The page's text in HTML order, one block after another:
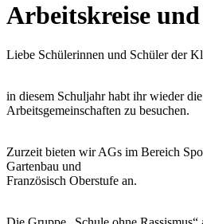
Arbeitskreise
Liebe Schülerinnen und Schüler der
in diesem Schuljahr habt ihr wieder
Arbeitsgemeinschaften zu besuchen.
Zurzeit bieten wir AGs im Bereich
Gartenbau und
Französisch Oberstufe an.